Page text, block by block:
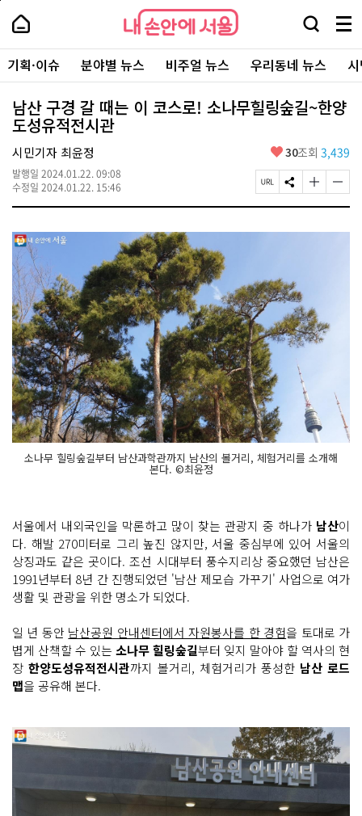
본
로
가
기
내
손
안
에
서
울
-
서
울
시
대
표
소
통
포
내
손
에
서
울
검
창
열
기
메
뉴
전
체
보
기
주
요
서
기획·이슈 분야별 뉴스 비주얼 뉴스 우리동네 뉴스
남산 구경 갈 때는 이 코스로! 소나무힐링숲길~한양
도성유적전시관
시민기자 최윤정
발행일 2024.01.22. 09:08
수정일 2024.01.22. 15:46
좋
요
30조회 3,439
페
이
U
사
S
N
공
글
자
기
기
글
자
기
소나무 힐링숲길부터 남산과학관까지 남산의 볼거리, 체험거리를 소개해
본다. ©최윤정
서울에서 내외국인을 막론하고 많이 찾는 관광지 중 하나가 남산이
다. 해발 270미터로 그리 높진 않지만, 서울 중심부에 있어 서울의
상징과도 같은 곳이다. 조선 시대부터 풍수지리상 중요했던 남산은
1991년부터 8년 간 진행되었던 '남산 제모습 가꾸기' 사업으로 여가
생활 및 관광을 위한 명소가 되었다.
일 년 동안 남산공원 안내센터에서 자원봉사를 한 경험을 토대로 가
볍게 산책할 수 있는 소나무 힐링숲길부터 잊지 말아야 할 역사의 현
장 한양도성유적전시관까지 볼거리, 체험거리가 풍성한 남산 로드
맵을 공유해 본다.
페
상
단
으
로